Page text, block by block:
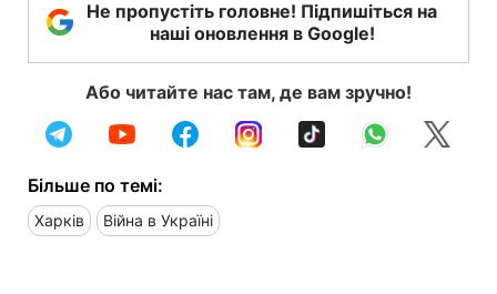
Не пропустіть головне! Підпишіться на
наші оновлення в Google!
Або читайте нас там, де вам зручно!
Більше по темі:
Харків Війна в Україні